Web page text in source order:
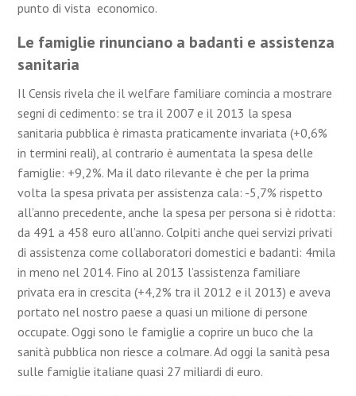
punto di vista economico.
Le famiglie rinunciano a badanti e assistenza
sanitaria
Il Censis rivela che il welfare familiare comincia a mostrare
segni di cedimento: se tra il 2007 e il 2013 la spesa
sanitaria pubblica è rimasta praticamente invariata (+0,6%
in termini reali), al contrario è aumentata la spesa delle
famiglie: +9,2%. Ma il dato rilevante è che per la prima
volta la spesa privata per assistenza cala: -5,7% rispetto
all’anno precedente, anche la spesa per persona si è ridotta:
da 491 a 458 euro all’anno. Colpiti anche quei servizi privati
di assistenza come collaboratori domestici e badanti: 4mila
in meno nel 2014. Fino al 2013 l’assistenza familiare
privata era in crescita (+4,2% tra il 2012 e il 2013) e aveva
portato nel nostro paese a quasi un milione di persone
occupate. Oggi sono le famiglie a coprire un buco che la
sanità pubblica non riesce a colmare. Ad oggi la sanità pesa
sulle famiglie italiane quasi 27 miliardi di euro.